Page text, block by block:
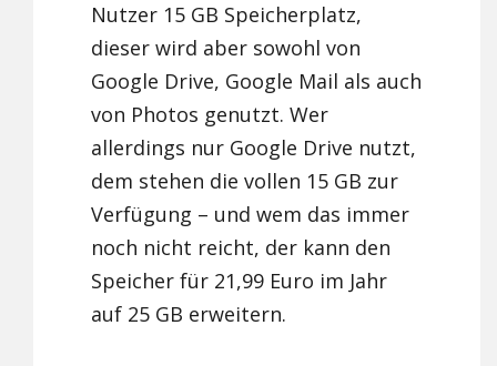
Nutzer 15 GB Speicherplatz,
dieser wird aber sowohl von
Google Drive, Google Mail als auch
von Photos genutzt. Wer
allerdings nur Google Drive nutzt,
dem stehen die vollen 15 GB zur
Verfügung – und wem das immer
noch nicht reicht, der kann den
Speicher für 21,99 Euro im Jahr
auf 25 GB erweitern.